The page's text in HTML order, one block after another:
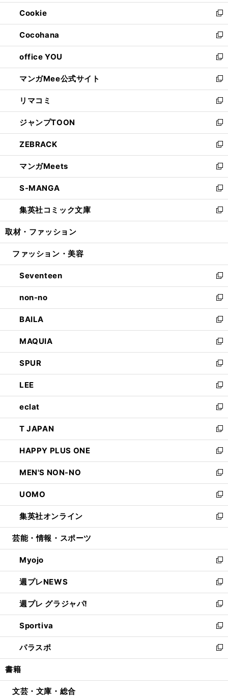
開
く
ウ
で
開
く
ン
ド
ウ
で
開
く
ウ
ィ
ン
ド
ウ
で
開
く
Cookie
新
し
い
ウ
ィ
ン
ド
ウ
で
開
く
Cocohana
新
し
い
ウ
ィ
ン
ド
ウ
で
開
く
office YOU
新
し
い
ウ
ィ
ン
ド
ウ
で
開
く
マンガMee公式サイト
新
し
い
ウ
ィ
ン
ド
ウ
で
開
く
リマコミ
新
し
い
ウ
ィ
ン
ド
ウ
で
開
く
ジャンプTOON
新
し
い
ウ
ィ
ン
ド
ウ
で
開
ZEBRACK
新
し
い
ウ
ィ
ン
ド
ウ
開
マンガMeets
新
し
い
ウ
ィ
ン
ウ
開
く
S-MANGA
新
し
い
ウ
ン
ウ
で
開
く
集英社コミック文庫
新
し
ウ
ン
ド
ウ
で
開
く
取材・ファッション
ファッション・美容
Seventeen
新
し
い
ウ
ィ
ン
ド
ウ
で
開
く
non-no
新
し
い
ウ
ィ
ン
ド
ウ
で
開
く
BAILA
新
し
い
ウ
ィ
ン
ド
ウ
で
開
く
MAQUIA
新
し
い
ウ
ィ
ン
ド
ウ
で
開
く
SPUR
新
し
い
ウ
ィ
ン
ド
ウ
で
開
く
LEE
新
し
い
ウ
ィ
ン
ド
ウ
で
開
く
eclat
新
し
い
ウ
ィ
ン
ド
ウ
で
開
く
T JAPAN
新
し
い
ウ
ィ
ン
ド
ウ
で
開
HAPPY PLUS ONE
新
し
い
ウ
ィ
ン
ド
ウ
開
く
MEN'S NON-NO
新
し
い
ウ
ィ
ン
ウ
で
開
く
UOMO
新
し
い
ウ
ン
ド
ウ
で
開
く
集英社オンライン
新
し
ウ
ィ
ン
ド
ウ
で
開
く
芸能・情報・スポーツ
Myojo
新
し
い
ウ
ィ
ン
ド
ウ
で
開
週プレNEWS
新
し
い
ウ
ィ
ン
ド
ウ
開
週プレ グラジャパ!
新
し
い
ウ
ィ
ン
ウ
Sportiva
新
し
い
ウ
ン
パラスポ
新
し
ウ
書籍
文芸・文庫・総合